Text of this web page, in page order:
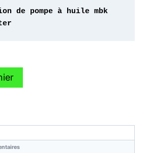
de pompe à huile mbk